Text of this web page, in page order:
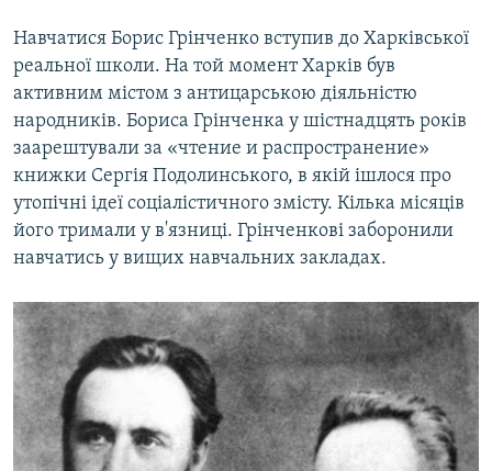
Навчатися Борис Грінченко вступив до Харківської
реальної школи. На той момент Харків був
активним містом з антицарською діяльністю
народників. Бориса Грінченка у шістнадцять років
заарештували за «чтение и распространение»
книжки Сергія Подолинського, в якій ішлося про
утопічні ідеї соціалістичного змісту. Кілька місяців
його тримали у в'язниці. Грінченкові заборонили
навчатись у вищих навчальних закладах.